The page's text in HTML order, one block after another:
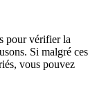
pour vérifier la
Si malgré ces
vous pouvez